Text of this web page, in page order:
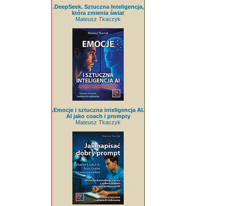
.DeepSeek. Sztuczna Inteligencja,
która zmienia świat
Mateusz Tkaczyk
.Emocje i sztuczna inteligencja AI.
AI jako coach i prompty
Mateusz Tkaczyk